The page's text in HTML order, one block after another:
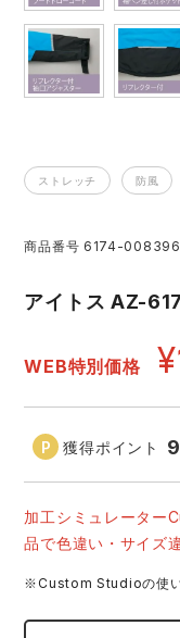
作業用小物・ア
鞄・バッグ
TSDESIGN ランキン
アイトス ランキング
ジーベック ランキング
ネーム刺繍・プリン
ニット
防寒
ムービンカット
エアークラフト
サーヴォ
スターライト工業
弘進ゴム
福山ゴム工業
ストレッチ 防風
商品番号 6174-
アイトス AZ-
WEB特別価格 ¥
獲得ポイント
加工シミュレーター
品で色違い・サイズ
※Custom Studioの使い